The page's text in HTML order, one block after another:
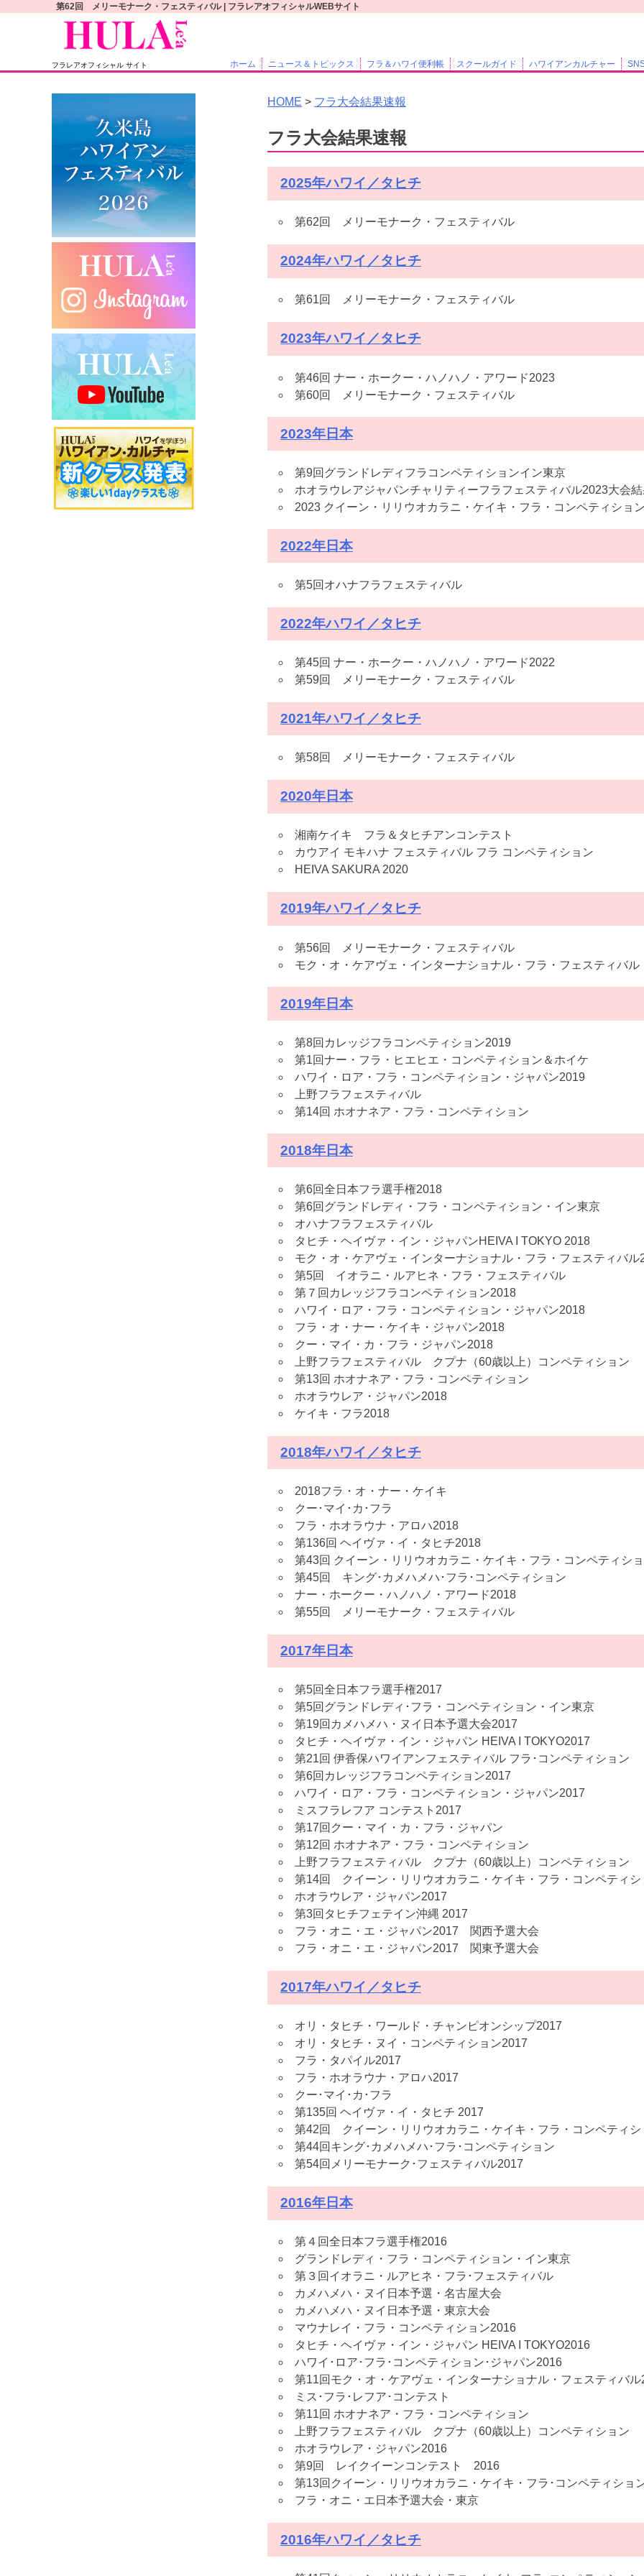
t
第62回 メリーモナーク・フェスティバル | フラレアオフィシャルWEBサイト
フラレアオフィシャル サイト ホーム ニュース＆トピックス フラ＆ハワイ便利帳 スクールガイド ハワイアンカルチャー
HOME > フラ大会結果速報
フラ大会結果速報
2025年ハワイ／タヒチ
第62回 メリーモナーク・フェスティバル
2024年ハワイ／タヒチ
第61回 メリーモナーク・フェスティバル
2023年ハワイ／タヒチ
第46回 ナー・ホークー・ハノハノ・アワード2023
第60回 メリーモナーク・フェスティバル
2023年日本
第9回グランドレディフラコンペティションイン東京
ホオラウレアジャパンチャリティーフラフェスティバル2023大会
2023 クイーン・リリウオカラニ・ケイキ・フラ・コンペティショ
2022年日本
第5回オハナフラフェスティバル
2022年ハワイ／タヒチ
第45回 ナー・ホークー・ハノハノ・アワード2022
第59回 メリーモナーク・フェスティバル
2021年ハワイ／タヒチ
第58回 メリーモナーク・フェスティバル
2020年日本
湘南ケイキ フラ＆タヒチアンコンテスト
カウアイ モキハナ フェスティバル フラ コンペティション
HEIVA SAKURA 2020
2019年ハワイ／タヒチ
第56回 メリーモナーク・フェスティバル
モク・オ・ケアヴェ・インターナショナル・フラ・フェスティバル
2019年日本
第8回カレッジフラコンペティション2019
第1回ナー・フラ・ヒエヒエ・コンペティション＆ホイケ
ハワイ・ロア・フラ・コンペティション・ジャパン2019
上野フラフェスティバル
第14回 ホオナネア・フラ・コンペティション
2018年日本
第6回全日本フラ選手権2018
第6回グランドレディ・フラ・コンペティション・イン東京
オハナフラフェスティバル
タヒチ・ヘイヴァ・イン・ジャパンHEIVA I TOKYO 2018
モク・オ・ケアヴェ・インターナショナル・フラ・フェスティバ
第5回 イオラニ・ルアヒネ・フラ・フェスティバル
第７回カレッジフラコンペティション2018
ハワイ・ロア・フラ・コンペティション・ジャパン2018
フラ・オ・ナー・ケイキ・ジャパン2018
クー・マイ・カ・フラ・ジャパン2018
上野フラフェスティバル クプナ（60歳以上）コンペティション
第13回 ホオナネア・フラ・コンペティション
ホオラウレア・ジャパン2018
ケイキ・フラ2018
2018年ハワイ／タヒチ
2018フラ・オ・ナー・ケイキ
クー･マイ･カ･フラ
フラ・ホオラウナ・アロハ2018
第136回 ヘイヴァ・イ・タヒチ2018
第43回 クイーン・リリウオカラニ・ケイキ・フラ・コンペティシ
第45回 キング･カメハメハ･フラ･コンペティション
ナー・ホークー・ハノハノ・アワード2018
第55回 メリーモナーク・フェスティバル
2017年日本
第5回全日本フラ選手権2017
第5回グランドレディ･フラ・コンペティション・イン東京
第19回カメハメハ・ヌイ日本予選大会2017
タヒチ・ヘイヴァ・イン・ジャパン HEIVA I TOKYO2017
第21回 伊香保ハワイアンフェスティバル フラ･コンペティション
第6回カレッジフラコンペティション2017
ハワイ・ロア・フラ・コンペティション・ジャパン2017
ミスフラレフア コンテスト2017
第17回クー・マイ・カ・フラ・ジャパン
第12回 ホオナネア・フラ・コンペティション
上野フラフェスティバル クプナ（60歳以上）コンペティション
第14回 クイーン・リリウオカラニ・ケイキ・フラ・コンペティシ
ホオラウレア・ジャパン2017
第3回タヒチフェテイン沖縄 2017
フラ・オニ・エ・ジャパン2017 関西予選大会
フラ・オニ・エ・ジャパン2017 関東予選大会
2017年ハワイ／タヒチ
オリ・タヒチ・ワールド・チャンピオンシップ2017
オリ・タヒチ・ヌイ・コンペティション2017
フラ・タパイル2017
フラ・ホオラウナ・アロハ2017
クー･マイ･カ･フラ
第135回 ヘイヴァ・イ・タヒチ 2017
第42回 クイーン・リリウオカラニ・ケイキ・フラ・コンペティシ
第44回キング･カメハメハ･フラ･コンペティション
第54回メリーモナーク･フェスティバル2017
2016年日本
第４回全日本フラ選手権2016
グランドレディ・フラ・コンペティション・イン東京
第３回イオラニ・ルアヒネ・フラ･フェスティバル
カメハメハ・ヌイ日本予選・名古屋大会
カメハメハ・ヌイ日本予選・東京大会
マウナレイ・フラ・コンペティション2016
タヒチ・ヘイヴァ・イン・ジャパン HEIVA I TOKYO2016
ハワイ･ロア･フラ･コンペティション･ジャパン2016
第11回モク・オ・ケアヴェ・インターナショナル・フェスティバ
ミス･フラ･レフア･コンテスト
第11回 ホオナネア・フラ・コンペティション
上野フラフェスティバル クプナ（60歳以上）コンペティション
ホオラウレア・ジャパン2016
第9回 レイクイーンコンテスト 2016
第13回クイーン・リリウオカラニ・ケイキ・フラ･コンペティショ
フラ・オニ・エ日本予選大会・東京
2016年ハワイ／タヒチ